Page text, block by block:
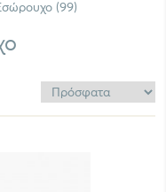
(99)